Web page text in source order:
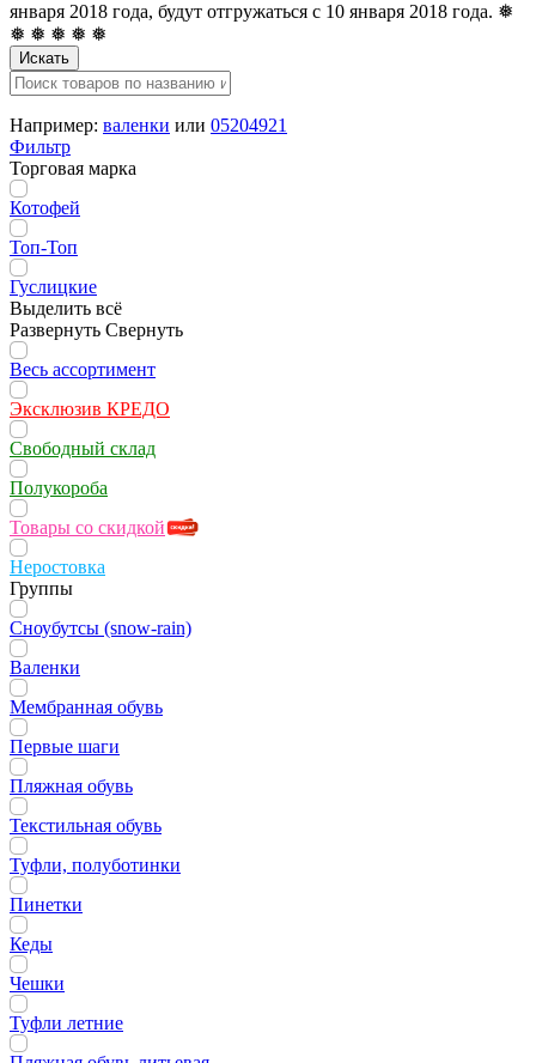
января 2018 года, будут отгружаться с 10 января 2018 года. ❅
❅ ❅ ❅ ❅ ❅
Искать
Например: валенки или 05204921
Фильтр
Торговая марка
Котофей
Топ-Топ
Гуслицкие
Выделить всё
Развернуть Свернуть
Весь ассортимент
Эксклюзив КРЕДО
Свободный склад
Полукороба
Товары со скидкой
Неростовка
Группы
Сноубутсы (snow-rain)
Валенки
Мембранная обувь
Первые шаги
Пляжная обувь
Текстильная обувь
Туфли, полуботинки
Пинетки
Кеды
Чешки
Туфли летние